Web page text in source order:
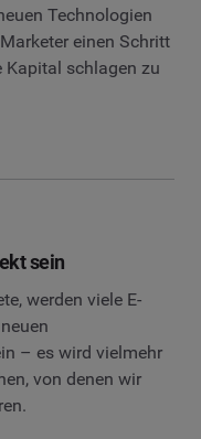
Technologien
einen Schritt
Kapital schlagen zu
sein
werden viele E-
– es wird vielmehr
von denen wir